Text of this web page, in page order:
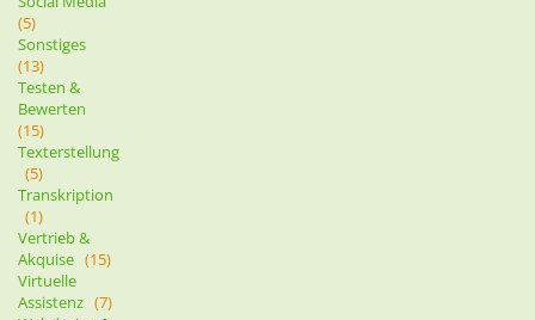
(5)
Sonstiges
(13)
Testen &
Bewerten
(15)
Texterstellung
(5)
Transkription
(1)
Vertrieb &
Akquise (15)
Virtuelle
Assistenz (7)